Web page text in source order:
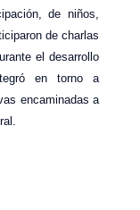
de niños,
de charlas
el desarrollo
en torno a
encaminadas a